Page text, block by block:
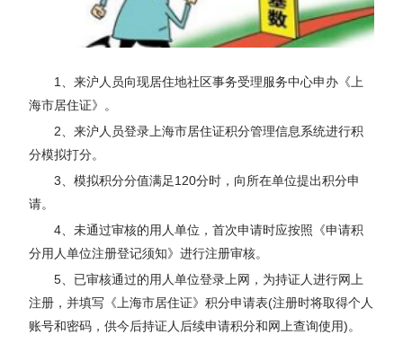
1、来沪人员向现居住地社区事务受理服务中心申办《上
海市居住证》。
2、来沪人员登录上海市居住证积分管理信息系统进行积
分模拟打分。
3、模拟积分分值满足120分时，向所在单位提出积分申
请。
4、未通过审核的用人单位，首次申请时应按照《申请积
分用人单位注册登记须知》进行注册审核。
5、已审核通过的用人单位登录上网，为持证人进行网上
注册，并填写《上海市居住证》积分申请表(注册时将取得个人
账号和密码，供今后持证人后续申请积分和网上查询使用)。